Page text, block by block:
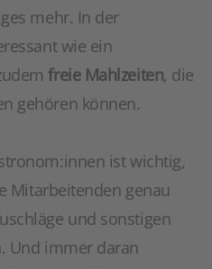
mehr. In der
wie ein
freie Mahlzeiten, die
gehören können.
ist wichtig,
Mitarbeitenden genau
und sonstigen
Und immer daran